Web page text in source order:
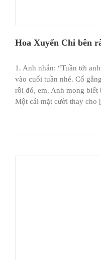
Hoa Xuyến Chi bên
1. Anh nhắn: “Tuần tới
vào cuối tuần nhé. Cố
rồi đó, em. Anh mong biết
Một cái mặt cười thay cho